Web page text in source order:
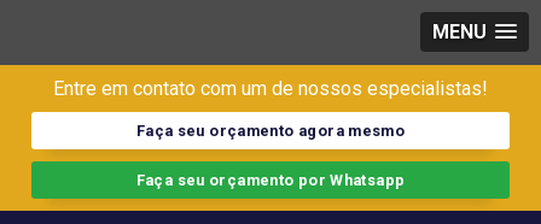
MENU
Entre em contato com um de nossos especialistas!
Faça seu orçamento agora mesmo
Faça seu orçamento por Whatsapp